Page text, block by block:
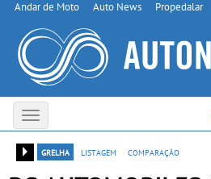
Andar de Moto Auto News Propedalar
Toggle
navigation
grelha
listagem comparação